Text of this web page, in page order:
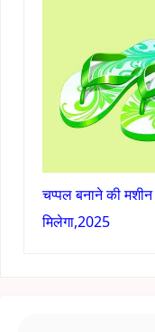
चप्पल बनाने की
मिलेगा,2025